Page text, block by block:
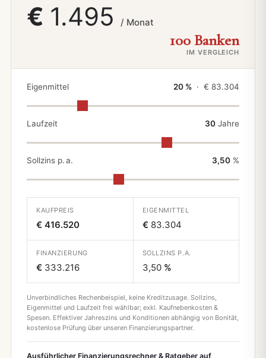
€ 1.495 / Monat
100 Banken
IM VERGLEICH
Eigenmittel 20 % · € 83.304
Laufzeit 30 Jahre
Sollzins p. a. 3,50 %
KAUFPREIS
€ 416.520
EIGENMITTEL
€ 83.304
FINANZIERUNG
€ 333.216
SOLLZINS P.A.
3,50%
Unverbindliches Rechenbeispiel, keine Kreditzusage. Sollzins,
Eigenmittel und Laufzeit frei wählbar; exkl. Kaufnebenkosten &
Spesen. Effektiver Jahreszins und Konditionen abhängig von Bonität,
kostenlose Prüfung über unseren Finanzierungspartner.
Ausführlicher Finanzierungsrechner & Ratgeber auf